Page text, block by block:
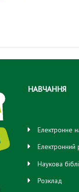
НАВЧАННЯ
Електронне
Електронний
Наукова
Розклад